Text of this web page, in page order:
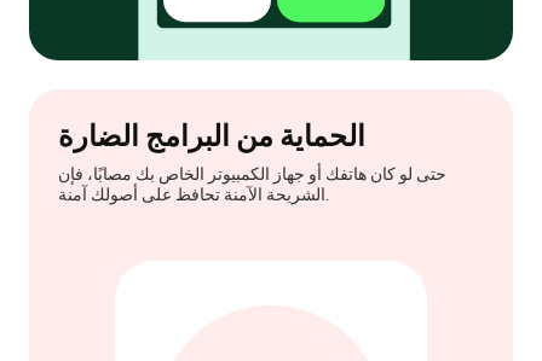
الحماية من البرامج الضارة
حتى لو كان هاتفك أو جهاز الكمبيوتر الخاص بك مصابًا، فإن
الشريحة الآمنة تحافظ على أصولك آمنة.